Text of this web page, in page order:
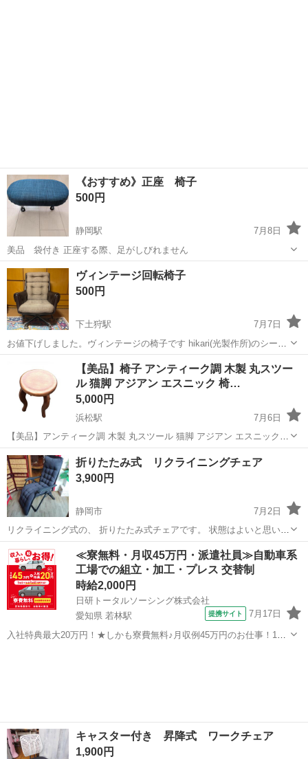
《おすすめ》正座 椅子
500円
静岡駅
7月8日
美品 袋付き 正座する際、足がしびれません
静岡 静岡市 椅子
ヴィンテージ回転椅子
500円
下土狩駅
7月7日
お値下げしました。ヴィンテージの椅子です hikari(光製作所)のシール
が貼ってあります 上に少し破損があります 錆びてるようで動かすとキ
ーキー音がします ノークレームノーリターンでお願いします
下土狩駅
【美品】椅子 アンティーク調 木製 丸スツー
ル 猫脚 アジアン エスニック 椅…
5,000円
浜松駅
7月6日
【美品】アンティーク調 木製 丸スツール 猫脚 アジアン エスニック
椅子 飾り台 天然木 高級感 レトロ オトシモノ風 ご覧いただきありが
とうございます。 独特な曲線を描く美しい 「猫脚（カブリオールレッ
グ）」が特徴的な...
静岡 浜松市 浜松駅 椅子 アンティーク
折りたたみ式 リクライニングチェア
3,900円
静岡市
7月2日
リクライニング式の、 折りたたみ式チェアです。 状態はよいと思いま
す。 クリーニングはさせていただきました。 よろしく御検討くださ
い。
静岡 静岡市 椅子
≪寮無料・月収45万円・派遣社員≫自動車系
工場での組立・加工・プレス 交替制
時給2,000円
日研トータルソーシング株式会社
愛知県 若林駅
提携サイト 7月17日
入社特典最大20万円！★しかも寮費無料♪月収例45万円のお仕事！1年
キャスター付き 昇降式 ワークチェア
1,900円